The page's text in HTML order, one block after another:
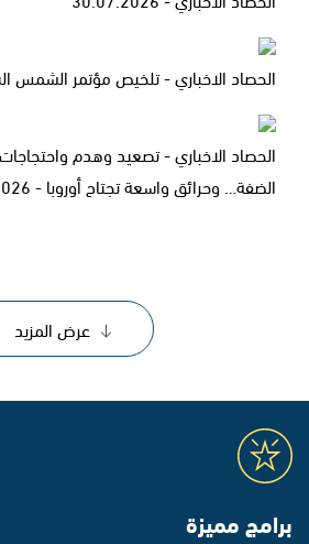
الحصاد الاخباري - تلخيص مؤتمر الشمس السنوي -
الحصاد الاخباري - تصعيد وهدم
الضفة… وحرائق واسعة تجتاح أوروبا - 28.07.2026
عرض المزيد
برامج مميزة